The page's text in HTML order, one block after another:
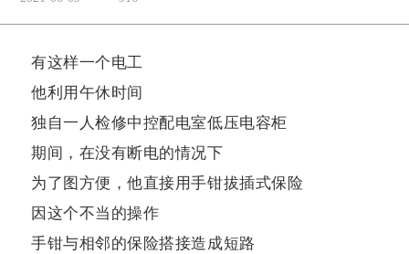
有这样一个电工
他利用午休时间
独自一人检修中控配电室低压电容柜
期间，在没有断电的情况下
为了图方便，他直接用手钳拔插式保险
因这个不当的操作
手钳与相邻的保险搭接造成短路